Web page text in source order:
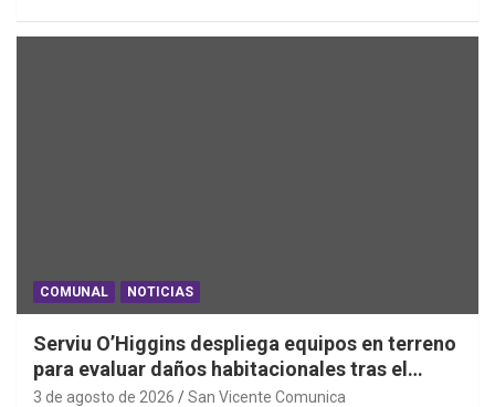
COMUNAL NOTICIAS
Serviu O’Higgins despliega equipos en terreno
para evaluar daños habitacionales tras el
Sistema Frontal
3 de agosto de 2026 San Vicente Comunica